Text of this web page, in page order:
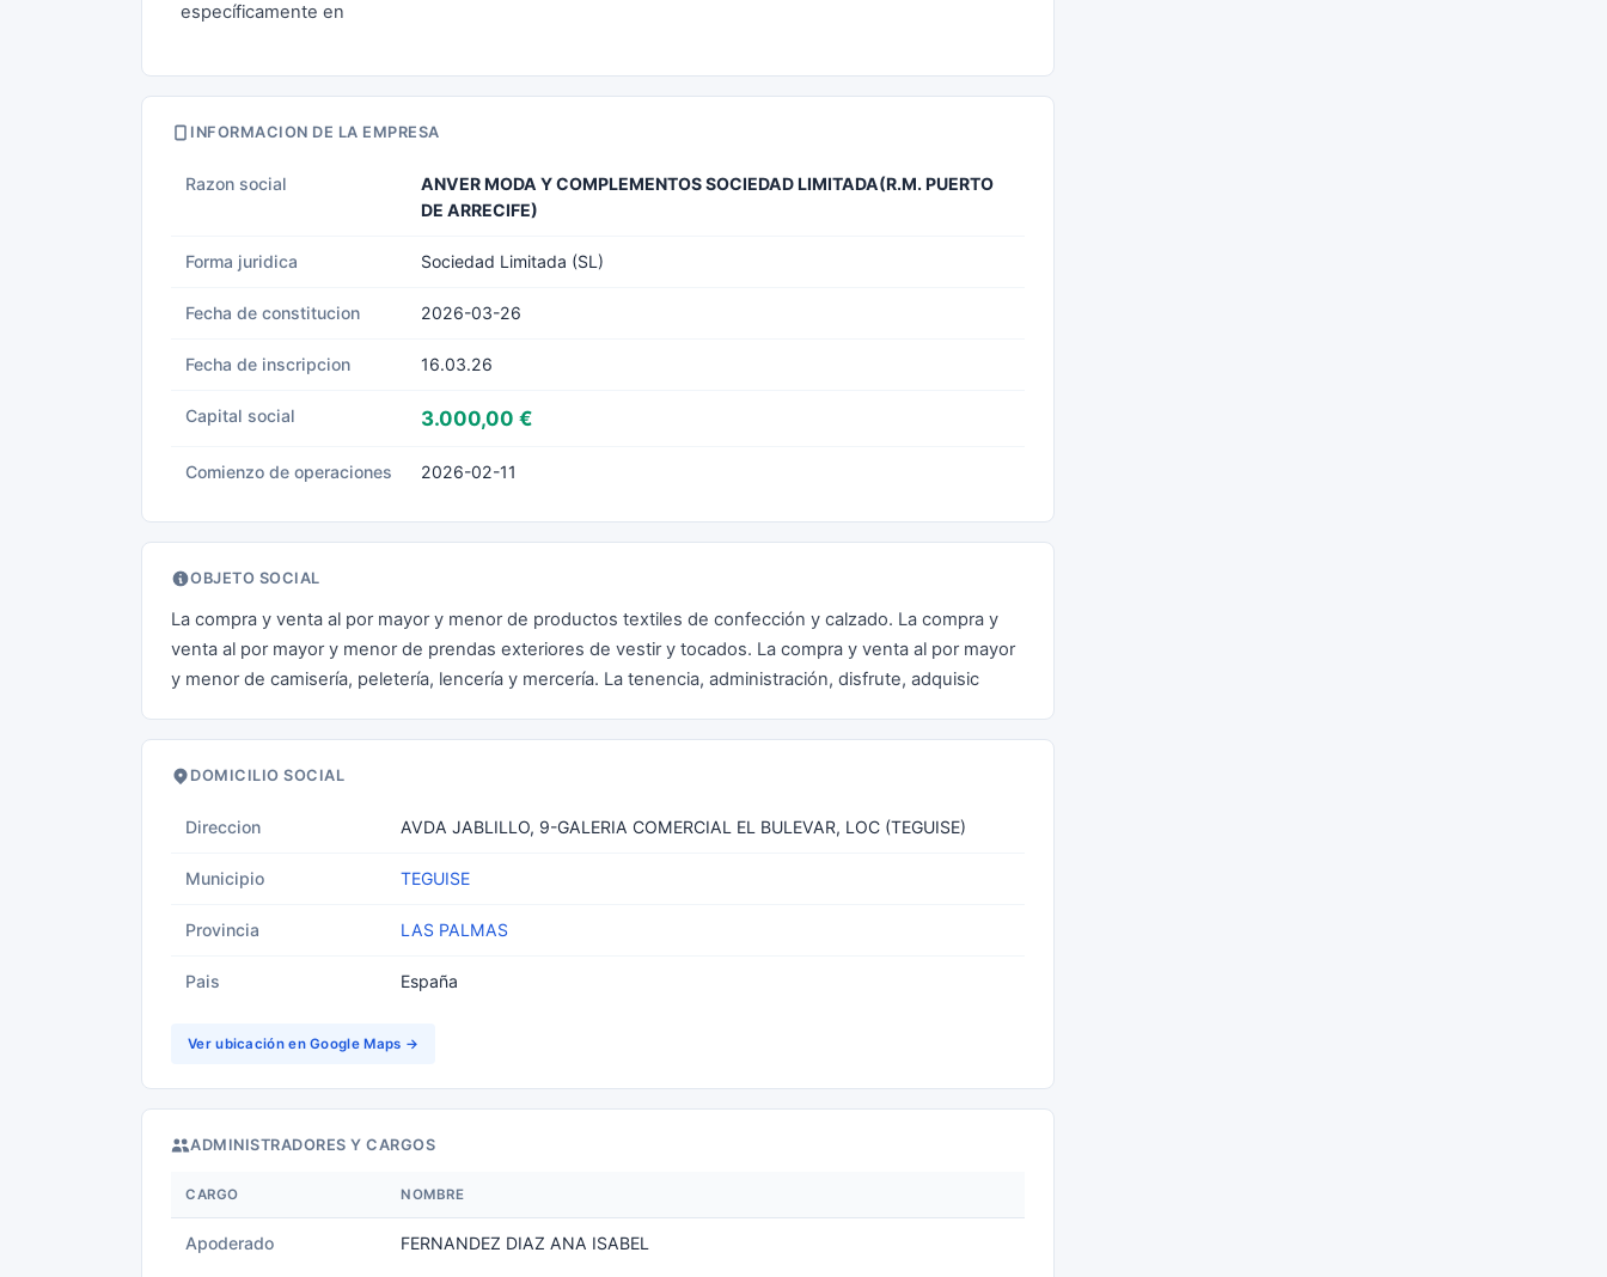
específicamente en
INFORMACION DE LA EMPRESA
Razon social
ANVER MODA Y COMPLEMENTOS SOCIEDAD LIMITADA(R.M. PUERTO
DE ARRECIFE)
Forma juridica Sociedad Limitada (SL)
Fecha de constitucion 2026-03-26
Fecha de inscripcion 16.03.26
Capital social 3.000,00 €
Comienzo de operaciones 2026-02-11
OBJETO SOCIAL
La compra y venta al por mayor y menor de productos textiles de confección y calzado. La compra y
venta al por mayor y menor de prendas exteriores de vestir y tocados. La compra y venta al por mayor
y menor de camisería, peletería, lencería y mercería. La tenencia, administración, disfrute, adquisic
DOMICILIO SOCIAL
Direccion AVDA JABLILLO, 9-GALERIA COMERCIAL EL BULEVAR, LOC (TEGUISE)
Municipio TEGUISE
Provincia LAS PALMAS
Pais España
Ver ubicación en Google Maps →
ADMINISTRADORES Y CARGOS
CARGO NOMBRE
Apoderado FERNANDEZ DIAZ ANA ISABEL